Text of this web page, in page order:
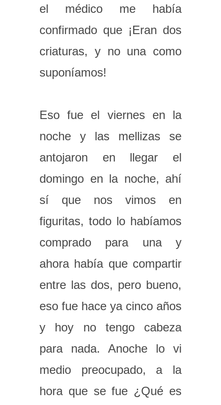
el médico me había
confirmado que ¡Eran dos
criaturas, y no una como
suponíamos!
Eso fue el viernes en la
noche y las mellizas se
antojaron en llegar el
domingo en la noche, ahí
sí que nos vimos en
figuritas, todo lo habíamos
comprado para una y
ahora había que compartir
entre las dos, pero bueno,
eso fue hace ya cinco años
y hoy no tengo cabeza
para nada. Anoche lo vi
medio preocupado, a la
hora que se fue ¿Qué es